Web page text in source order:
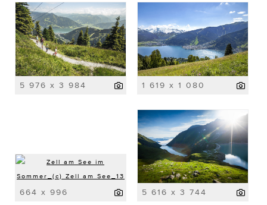
5 976 x 3 984 1 619 x 1 080
664 x 996 5 616 x 3 744